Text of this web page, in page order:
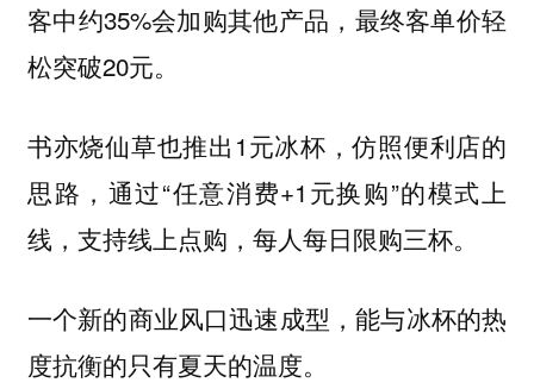
客中约35%会加购其他产品，最终客单价轻
松突破20元。
书亦烧仙草也推出1元冰杯，仿照便利店的
思路，通过“任意消费+1元换购”的模式上
线，支持线上点购，每人每日限购三杯。
一个新的商业风口迅速成型，能与冰杯的热
度抗衡的只有夏天的温度。